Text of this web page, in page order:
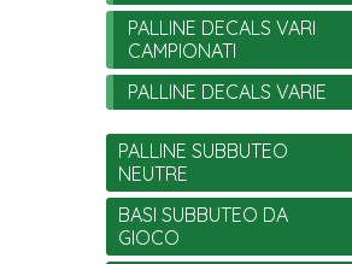
PALLINE DECALS VARI
CAMPIONATI
PALLINE DECALS VARIE
PALLINE SUBBUTEO
NEUTRE
BASI SUBBUTEO DA
GIOCO